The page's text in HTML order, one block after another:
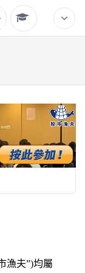
漁夫”)均屬